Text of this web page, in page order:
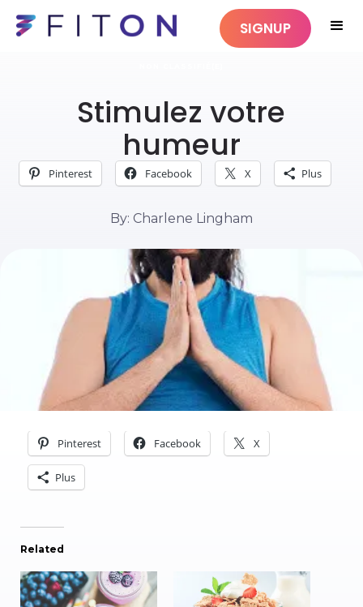
SIGNUP
Stimulez votre
humeur
Pinterest Facebook X Plus
By: Charlene Lingham
Pinterest Facebook X
Plus
Related